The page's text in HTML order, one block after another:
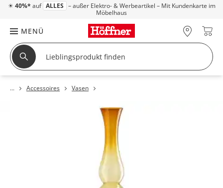
☀ 40%* auf ALLES – außer Elektro- & Werbeartikel – Mit Kundenkarte im
Möbelhaus
MENÜ
Accessoires Vasen